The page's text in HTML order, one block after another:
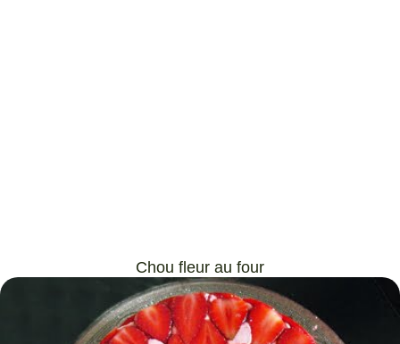
Chou fleur au four